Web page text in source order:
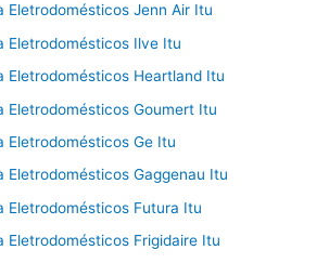
Eletrodomésticos Jenn Air Itu
Eletrodomésticos Ilve Itu
Eletrodomésticos Heartland Itu
Eletrodomésticos Goumert Itu
Eletrodomésticos Ge Itu
Eletrodomésticos Gaggenau Itu
Eletrodomésticos Futura Itu
Eletrodomésticos Frigidaire Itu